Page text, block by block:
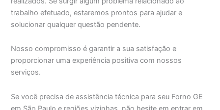
trabalho efetuado, estaremos prontos para ajudar e
solucionar qualquer questão pendente.
Nosso compromisso é garantir a sua satisfação e
proporcionar uma experiência positiva com nossos
serviços.
Se você precisa de assistência técnica para seu Forno GE